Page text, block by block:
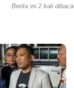
Berita ini 2 kali dibaca